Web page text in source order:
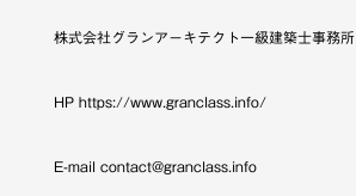
株式会社グランアーキテクト一級建築士事務所
HP https://www.granclass.info/
E-mail contact@granclass.info